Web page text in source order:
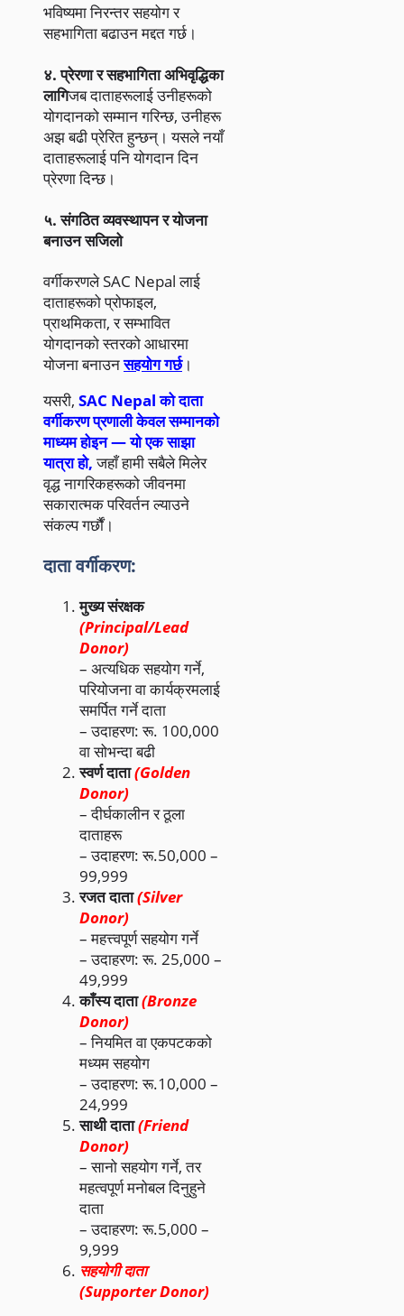
भविष्यमा निरन्तर सहयोग र
सहभागिता बढाउन मद्दत गर्छ।
४. प्रेरणा र सहभागिता अभिवृद्धिका
लागिजब दाताहरूलाई उनीहरूको
योगदानको सम्मान गरिन्छ, उनीहरू
अझ बढी प्रेरित हुन्छन्। यसले नयाँ
दाताहरूलाई पनि योगदान दिन
प्रेरणा दिन्छ।
५. संगठित व्यवस्थापन र योजना
बनाउन सजिलो
वर्गीकरणले SAC Nepal लाई
दाताहरूको प्रोफाइल,
प्राथमिकता, र सम्भावित
योगदानको स्तरको आधारमा
योजना बनाउनसहयोग गर्छ।
यसरी, SAC Nepal को दाता
वर्गीकरण प्रणाली केवल सम्मानको
माध्यम होइन — यो एक साझा
यात्रा हो,जहाँ हामी सबैले मिलेर
वृद्ध नागरिकहरूको जीवनमा
सकारात्मक परिवर्तन ल्याउने
संकल्प गर्छौं।
दाता वर्गीकरण:
मुख्य संरक्षक
(Principal/Lead
Donor)
– अत्यधिक सहयोग गर्ने,
परियोजना वा कार्यक्रमलाई
समर्पित गर्ने दाता
– उदाहरण: रू. 100,000
वा सोभन्दा बढी
स्वर्ण दाता(Golden
Donor)
– दीर्घकालीन र ठूला
दाताहरू
– उदाहरण: रू.50,000 –
99,999
रजत दाता(Silver
Donor)
– महत्त्वपूर्ण सहयोग गर्ने
– उदाहरण: रू. 25,000 –
49,999
काँस्य दाता(Bronze
Donor)
– नियमित वा एकपटकको
मध्यम सहयोग
– उदाहरण: रू.10,000 –
24,999
साथी दाता(Friend
Donor)
– सानो सहयोग गर्ने, तर
महत्वपूर्ण मनोबल दिनुहुने
दाता
– उदाहरण: रू.5,000 –
9,999
सहयोगी दाता
(Supporter Donor)